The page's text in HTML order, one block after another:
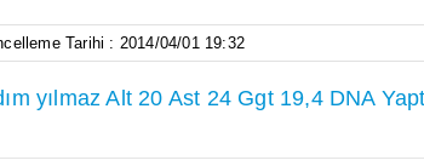
Tarihi : 2014/04/01 19:32
yılmaz Alt 20 Ast 24 Ggt 19,4 DNA